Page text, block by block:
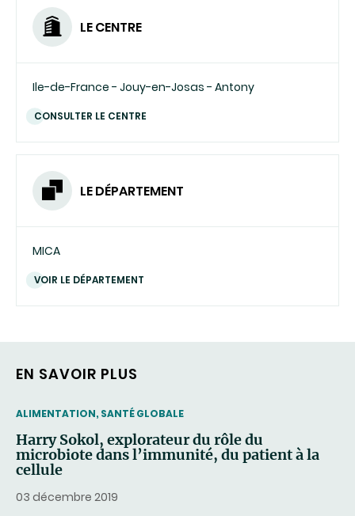
LE CENTRE
Ile-de-France - Jouy-en-Josas - Antony
CONSULTER LE CENTRE
LE DÉPARTEMENT
MICA
VOIR LE DÉPARTEMENT
EN SAVOIR PLUS
THEMATIC
ALIMENTATION, SANTÉ GLOBALE
Harry Sokol, explorateur du rôle du
microbiote dans l’immunité, du patient à la
cellule
03 décembre 2019